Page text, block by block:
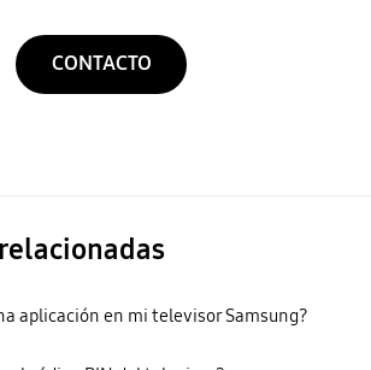
CONTACTO
aplicación en mi televisor Samsung?